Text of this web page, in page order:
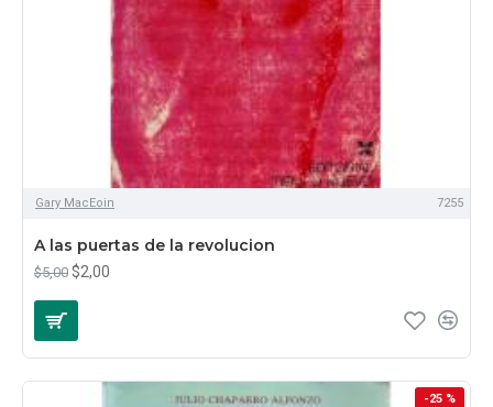
Gary MacEoin 7255
A las puertas de la revolucion
$5,00 $2,00
-25 %